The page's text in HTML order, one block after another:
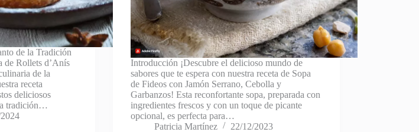
de la Tradición
de Rollets d’Anís
de la
receta
deliciosos
tradición…
Introducción ¡Descubre el delicioso mundo de
sabores que te espera con nuestra receta de Sopa
de Fideos con Jamón Serrano, Cebolla y
Garbanzos! Esta reconfortante sopa, preparada con
ingredientes frescos y con un toque de picante
opcional, es perfecta para…
Patricia Martínez
22/12/2023